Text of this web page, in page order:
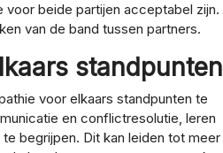
beide partijen acceptabel zijn.
van de band tussen partners.
standpunten
voor elkaars standpunten te
en conflictresolutie, leren
begrijpen. Dit kan leiden tot meer